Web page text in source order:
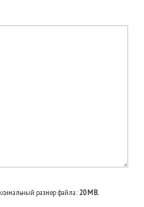
размер файла:20MB.